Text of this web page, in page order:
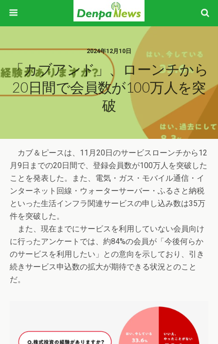
2024年12月10日
「カブアンド」、ローンチから
20日間で会員数が100万人を突
破
カブ＆ピースは、11月20日のサービスローンチから12
月9日までの20日間で、登録会員数が100万人を突破した
ことを発表した。また、電気・ガス・モバイル通信・イ
ンターネット回線・ウォーターサーバー・ふるさと納税
といった生活インフラ関連サービスの申し込み数は35万
件を突破した。
また、現在までにサービスを利用していない会員向け
に行ったアンケートでは、約84%の会員が「今後何らか
のサービスを利用したい」との意向を示しており、引き
続きサービス申込数の拡大が期待できる状況とのこと
だ。